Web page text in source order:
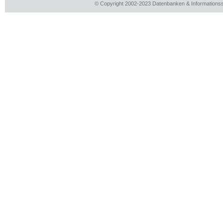
© Copyright 2002-2023 Datenbanken &